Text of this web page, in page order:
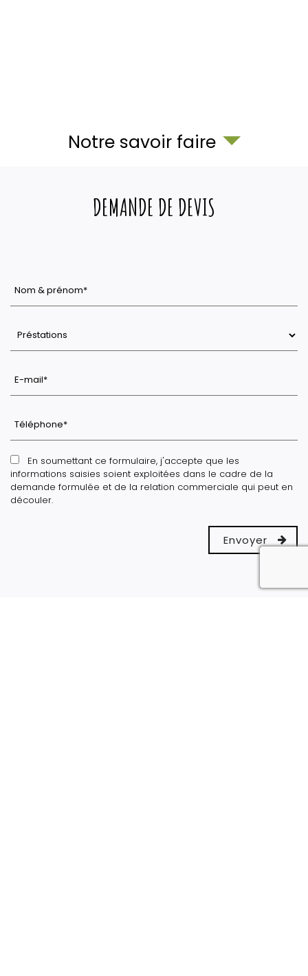
Notre savoir faire
DEMANDE DE DEVIS
En soumettant ce formulaire, j'accepte que les
informations saisies soient exploitées dans le cadre de la
demande formulée et de la relation commerciale qui peut en
découler.